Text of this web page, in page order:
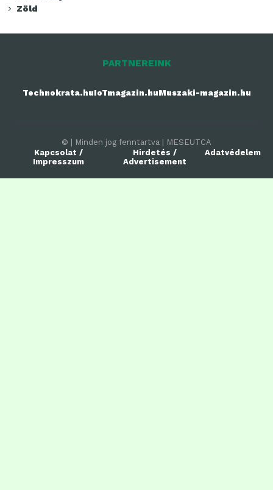
Zöld
PARTNEREINK
Technokrata.huIoTmagazin.huMuszaki-magazin.hu
© | Minden jog fenntartva | MESEUTCA
Kapcsolat /
Impresszum
Hirdetés /
Advertisement
Adatvédelem